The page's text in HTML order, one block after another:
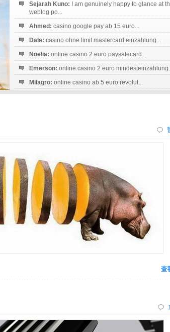
Sejarah Kuno:
I am genuinely happy to glance at
weblog po...
Ahmed: casino google pay ab 15 euro...
Dale: casino ohne limit mastercard einzahlung...
Noelia: online casino 2 euro paysafecard...
Emerson: online casino 2 euro
Milagro: online casino ab 5 euro revolut...
查